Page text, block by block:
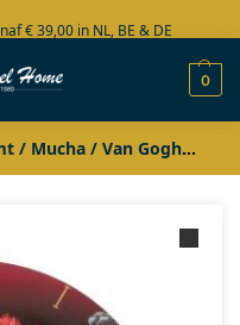
€ 39,00 in NL, BE & DE
0
/ Mucha / Van Gogh